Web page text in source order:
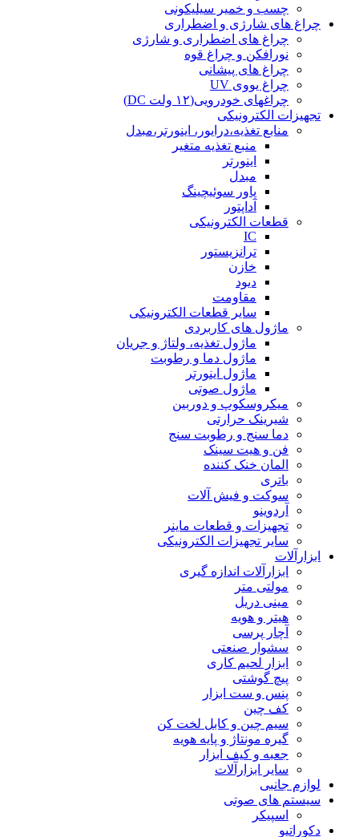
چسب و خمیر سیلیکونی
چراغ های شارژی و اضطراری
چراغ های اضطراری و شارژی
نورافکن و چراغ قوه
چراغ های پیشانی
چراغ یووی UV
چراغهای خودرویی(۱۲ ولت DC)
تجهیزات الکترونیکی
منابع تغذیه،درایور، اینورتر،مبدل
منبع تغذیه متغیر
اینورتر
مبدل
پاور سوئیچینگ
آداپتور
قطعات الکترونیکی
IC
ترانزیستور
خازن
دیود
مقاومت
سایر قطعات الکترونیکی
ماژول های کاربردی
ماژول تغذیه، ولتاژ و جریان
ماژول دما و رطوبت
ماژول اینورتر
ماژول صوتی
میکروسکوپ و دوربین
شیرینک حرارتی
دما سنج و رطوبت سنج
فن و هیت سینک
المان خنک کننده
باتری
سوکت و فیش آلات
آردوینو
تجهیزات و قطعات ماینر
سایر تجهیزات الکترونیکی
ابزارآلات
ابزارآلات اندازه گیری
مولتی متر
مینی دریل
هیتر و هویه
آچار پرسی
سشوار صنعتی
ابزار لحیم کاری
پیچ گوشتی
پنس و ست ابزار
کف چین
سیم چین و کابل لخت کن
گیره مونتاژ و پایه هویه
جعبه و کیف ابزار
سایر ابزارآلات
لوازم جانبی
سیستم های صوتی
اسپیکر
دکوراتیو